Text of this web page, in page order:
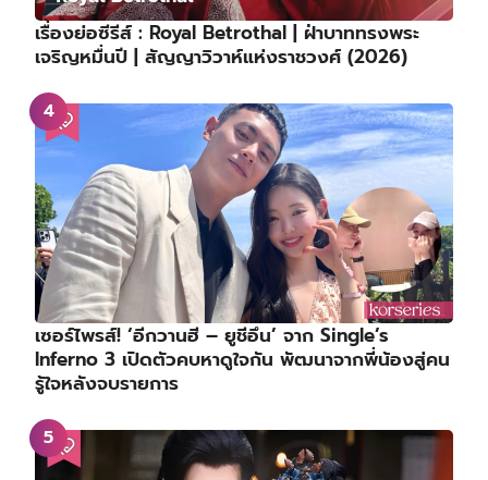
เรื่องย่อซีรีส์ : Royal Betrothal | ฝ่าบาททรงพระ
เจริญหมื่นปี | สัญญาวิวาห์แห่งราชวงศ์ (2026)
เซอร์ไพรส์! ‘อีกวานฮี – ยูชีอึน’ จาก Single’s
Inferno 3 เปิดตัวคบหาดูใจกัน พัฒนาจากพี่น้องสู่คน
รู้ใจหลังจบรายการ